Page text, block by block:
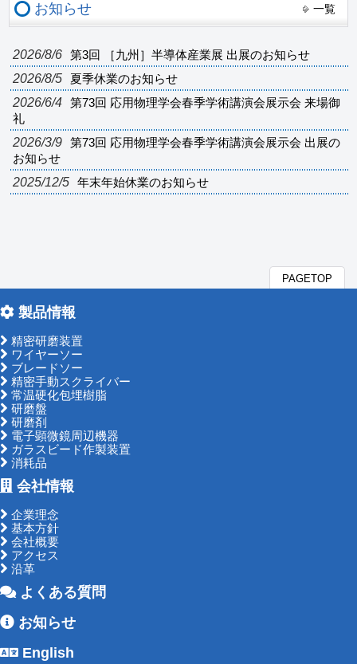
お知らせ 一覧
2026/8/6 第3回 ［九州］半導体産業展 出展のお知らせ
2026/8/5 夏季休業のお知らせ
2026/6/4
第73回 応用物理学会春季学術講演会展示会 来場御
礼
2026/3/9
第73回 応用物理学会春季学術講演会展示会 出展の
お知らせ
2025/12/5 年末年始休業のお知らせ
PAGETOP
製品情報
精密研磨装置
ワイヤーソー
ブレードソー
精密手動スクライバー
常温硬化包埋樹脂
研磨盤
研磨剤
電子顕微鏡周辺機器
ガラスビード作製装置
消耗品
会社情報
企業理念
基本方針
会社概要
アクセス
沿革
よくある質問
お知らせ
English